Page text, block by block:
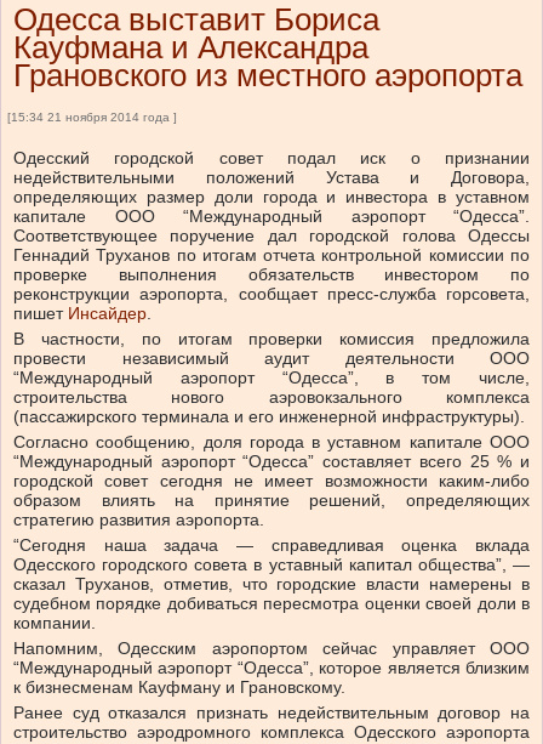
Одесса выставит Бориса
Кауфмана и Александра
Грановского из местного аэропорта
[15:34 21 ноября 2014 года ]
Одесский городской совет подал иск о признании
недействительными положений Устава и Договора,
определяющих размер доли города и инвестора в уставном
капитале ООО “Международный аэропорт “Одесса”.
Соответствующее поручение дал городской голова Одессы
Геннадий Труханов по итогам отчета контрольной комиссии по
проверке выполнения обязательств инвестором по
реконструкции аэропорта, сообщает пресс-служба горсовета,
пишет Инсайдер.
В частности, по итогам проверки комиссия предложила
провести независимый аудит деятельности ООО
“Международный аэропорт “Одесса”, в том числе,
строительства нового аэровокзального комплекса
(пассажирского терминала и его инженерной инфраструктуры).
Согласно сообщению, доля города в уставном капитале ООО
“Международный аэропорт “Одесса” составляет всего 25 % и
городской совет сегодня не имеет возможности каким-либо
образом влиять на принятие решений, определяющих
стратегию развития аэропорта.
“Сегодня наша задача — справедливая оценка вклада
Одесского городского совета в уставный капитал общества”, —
сказал Труханов, отметив, что городские власти намерены в
судебном порядке добиваться пересмотра оценки своей доли в
компании.
Напомним, Одесским аэропортом сейчас управляет ООО
“Международный аэропорт “Одесса”, которое является близким
к бизнесменам Кауфману и Грановскому.
Ранее суд отказался признать недействительным договор на
строительство аэродромного комплекса Одесского аэропорта